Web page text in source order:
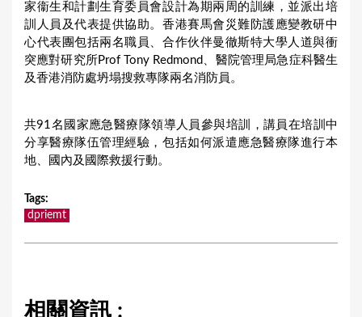
家衞生和計劃生育委員會設計為期兩周的訓練，並派出培
訓人員及代表提供協助。香港賽馬會災難防護應變教研中
心代表團包括兩名職員、合作伙伴曼徹斯特大學人道與衝
突應對研究所Prof Tony Redmond、醫院管理局急症科醫生
及香港消防處坍塌搜救專隊兩名消防員。
共91名國家應急醫療隊領導人員參與培訓，講員在培訓中
分享醫療隊伍管理經驗，包括如何派遣應急醫療隊進行本
地、國內及國際救援行動。
Tags:
dpriemt
相關資訊 :